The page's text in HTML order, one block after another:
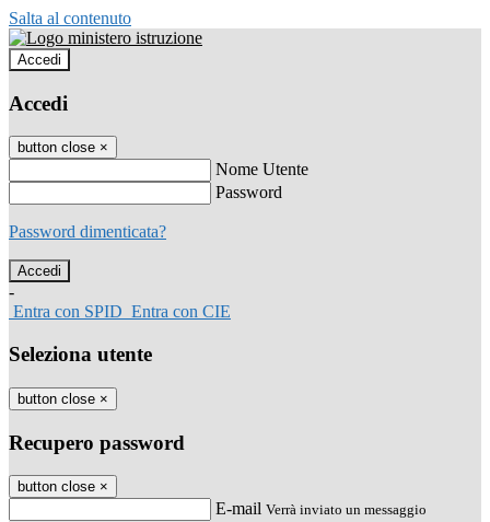
Salta al contenuto
Accedi
Accedi
button close ×
Nome Utente
Password
Password dimenticata?
-
Entra con SPID Entra con CIE
Seleziona utente
button close ×
Recupero password
button close ×
E-mail Verrà inviato un messaggio